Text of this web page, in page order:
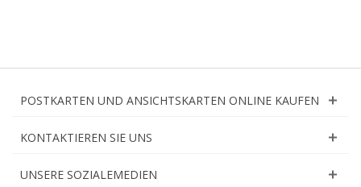
POSTKARTEN UND ANSICHTSKARTEN ONLINE KAUFEN
KONTAKTIEREN SIE UNS
UNSERE SOZIALEMEDIEN